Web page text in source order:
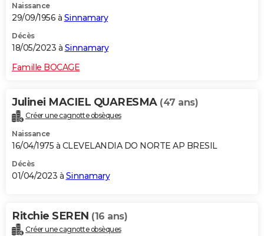
Naissance
29/09/1956 à Sinnamary
Décès
18/05/2023 à Sinnamary
Famille BOCAGE
Julinei MACIEL QUARESMA (47 ans)
Créer une cagnotte obsèques
Naissance
16/04/1975 à CLEVELANDIA DO NORTE AP BRESIL
Décès
01/04/2023 à Sinnamary
Ritchie SEREN (16 ans)
Créer une cagnotte obsèques